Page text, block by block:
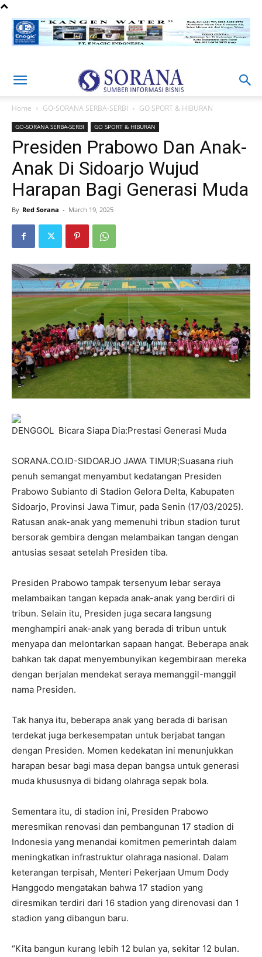
Home GO-SORANA SERBA-SERBI GO SPORT & HIBURAN
GO-SORANA SERBA-SERBI GO SPORT & HIBURAN
Presiden Prabowo Dan Anak-
Anak Di Sidoarjo Wujud
Harapan Bagi Generasi Muda
By Red Sorana - March 19, 2025
DENGGOL Bicara Siapa Dia:Prestasi Generasi Muda
SORANA.CO.ID-SIDOARJO JAWA TIMUR;Suasana riuh
penuh semangat menyambut kedatangan Presiden
Prabowo Subianto di Stadion Gelora Delta, Kabupaten
Sidoarjo, Provinsi Jawa Timur, pada Senin (17/03/2025).
Ratusan anak-anak yang memenuhi tribun stadion turut
bersorak gembira dengan melambaikan tangan dengan
antusias sesaat setelah Presiden tiba.
Presiden Prabowo tampak tersenyum lebar seraya
melambaikan tangan kepada anak-anak yang berdiri di
tribun. Selain itu, Presiden juga secara langsung
menghampiri anak-anak yang berada di tribun untuk
menyapa dan melontarkan sapaan hangat. Beberapa anak
bahkan tak dapat menyembunyikan kegembiraan mereka
dengan berjalan mendekat seraya memanggil-manggil
nama Presiden.
Tak hanya itu, beberapa anak yang berada di barisan
terdekat juga berkesempatan untuk berjabat tangan
dengan Presiden. Momen kedekatan ini menunjukkan
harapan besar bagi masa depan bangsa untuk generasi
muda khususnya di bidang olahraga sepak bola.
Sementara itu, di stadion ini, Presiden Prabowo
meresmikan renovasi dan pembangunan 17 stadion di
Indonesia yang menandai komitmen pemerintah dalam
meningkatkan infrastruktur olahraga nasional. Dalam
keterangan terpisah, Menteri Pekerjaan Umum Dody
Hanggodo mengatakan bahwa 17 stadion yang
diresmikan terdiri dari 16 stadion yang direnovasi dan 1
stadion yang dibangun baru.
“Kita bangun kurang lebih 12 bulan ya, sekitar 12 bulan.